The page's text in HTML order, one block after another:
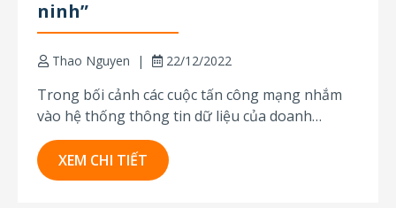
ninh”
Thao Nguyen 22/12/2022
Trong bối cảnh các cuộc tấn công mạng nhắm
vào hệ thống thông tin dữ liệu của doanh
nghiệp đang gia tăng cả về số lượng lẫn mức độ
nguy hiểm, nhu cầu tăng cường bảo mật hệ
thống càng trở nên bức thiết. Thấu hiểu tầm
XEM CHI TIẾT